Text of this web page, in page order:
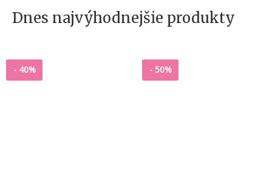
Dnes najvýhodnejšie produkty
- 40% - 50%